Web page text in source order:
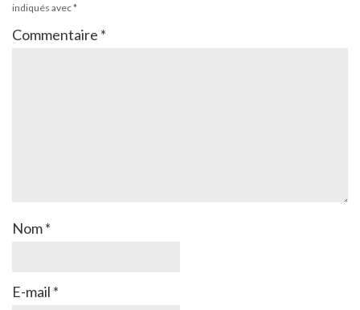
indiqués avec*
Commentaire *
Nom*
E-mail *